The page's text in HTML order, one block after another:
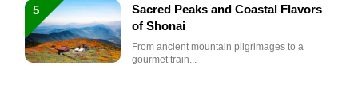
5
Sacred Peaks and Coastal Flavors
of Shonai
From ancient mountain pilgrimages to a
gourmet train...